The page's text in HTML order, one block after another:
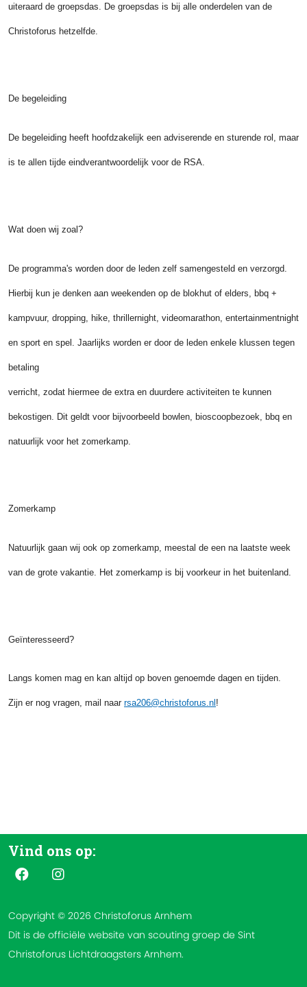
uiteraard de groepsdas. De groepsdas is bij alle onderdelen van de
Christoforus hetzelfde.
De begeleiding
De begeleiding heeft hoofdzakelijk een adviserende en sturende rol, maar
is te allen tijde eindverantwoordelijk voor de RSA.
Wat doen wij zoal?
De programma's worden door de leden zelf samengesteld en verzorgd.
Hierbij kun je denken aan weekenden op de blokhut of elders, bbq +
kampvuur, dropping, hike, thrillernight, videomarathon, entertainmentnight
en sport en spel. Jaarlijks worden er door de leden enkele klussen tegen
betaling
verricht, zodat hiermee de extra en duurdere activiteiten te kunnen
bekostigen. Dit geldt voor bijvoorbeeld bowlen, bioscoopbezoek, bbq en
natuurlijk voor het zomerkamp.
Zomerkamp
Natuurlijk gaan wij ook op zomerkamp, meestal de een na laatste week
van de grote vakantie. Het zomerkamp is bij voorkeur in het buitenland.
Geïnteresseerd?
Langs komen mag en kan altijd op boven genoemde dagen en tijden.
Zijn er nog vragen, mail naar rsa206@christoforus.nl !
Vind ons op:
Copyright © 2026 Christoforus Arnhem
Dit is de officiële website van scouting groep de Sint
Christoforus Lichtdraagsters Arnhem.